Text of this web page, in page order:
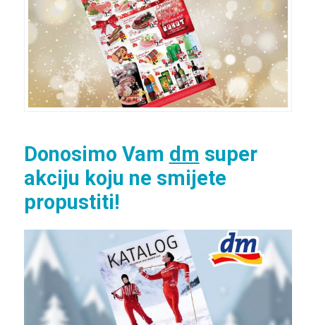
Donosimo Vam dm super
akciju koju ne smijete
propustiti!